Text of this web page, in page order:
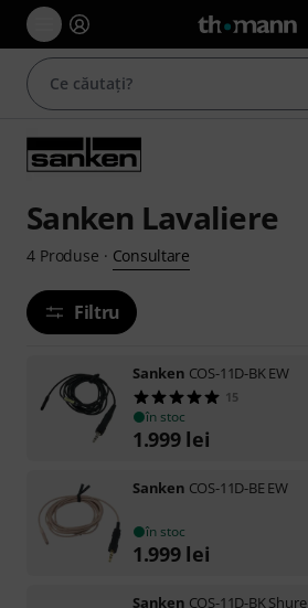
Sanken Lavaliere
4 Produse · Consultare
Filtru
Sanken COS-11D-BK EW
15
în stoc
1.999 lei
Sanken COS-11D-BE EW
în stoc
1.999 lei
Sanken COS-11D-BK Shure